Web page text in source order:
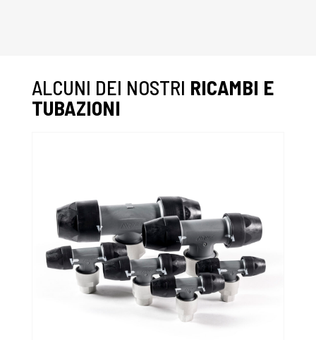
ALCUNI DEI NOSTRI RICAMBI E
TUBAZIONI